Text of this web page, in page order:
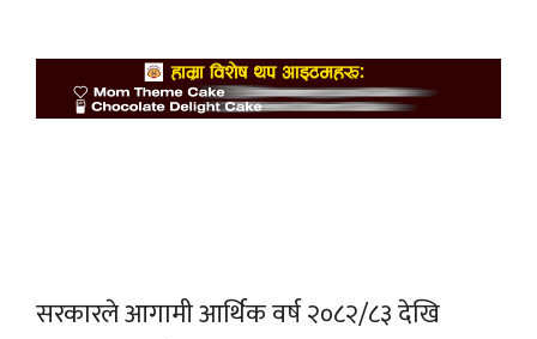
सरकारले आगामी आर्थिक वर्ष २०८२/८३ देखि